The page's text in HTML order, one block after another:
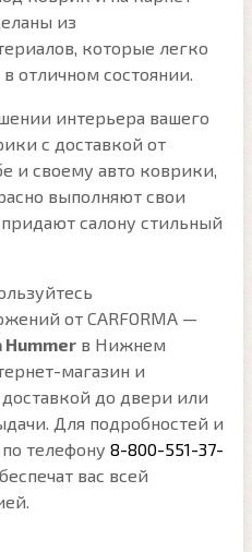
из
которые легко
отличном состоянии.
интерьера вашего
с доставкой от
и своему авто коврики,
выполняют свои
салону стильный
от CARFORMA —
Hummer в Нижнем
магазин и
до двери или
Для подробностей и
телефону 8-800-551-37-
вас всей